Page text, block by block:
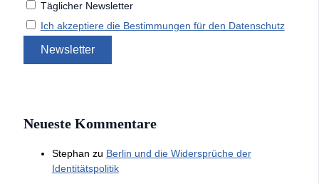
Täglicher Newsletter
Ich akzeptiere die Bestimmungen für den Datenschutz
Neueste Kommentare
Stephan zu Berlin und die Widersprüche der
Identitätspolitik